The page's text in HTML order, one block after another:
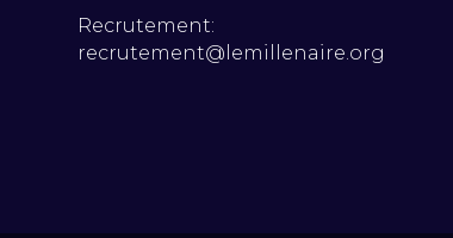
Recrutement:
recrutement@lemillenaire.org